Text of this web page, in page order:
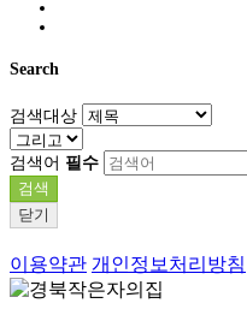
Search
검색대상
검색어 필수
검색
닫기
이용약관 개인정보처리방침